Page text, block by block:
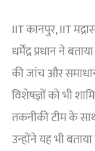
IIT कानपुर, IIT
धर्मेंद्र प्रधान ने
की जांच और
विशेषज्ञों को भी
तकनीकी टीम के
उन्होंने यह भी